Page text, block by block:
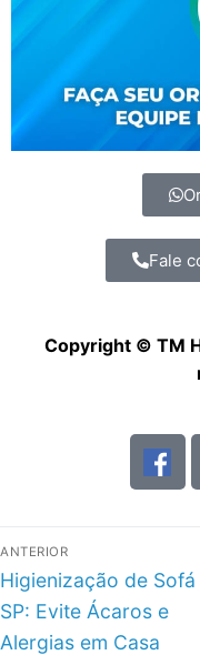
Fale
Copyright © TM
ANTERIOR
Higienização de Sofá
SP: Evite Ácaros e
Alergias em Casa